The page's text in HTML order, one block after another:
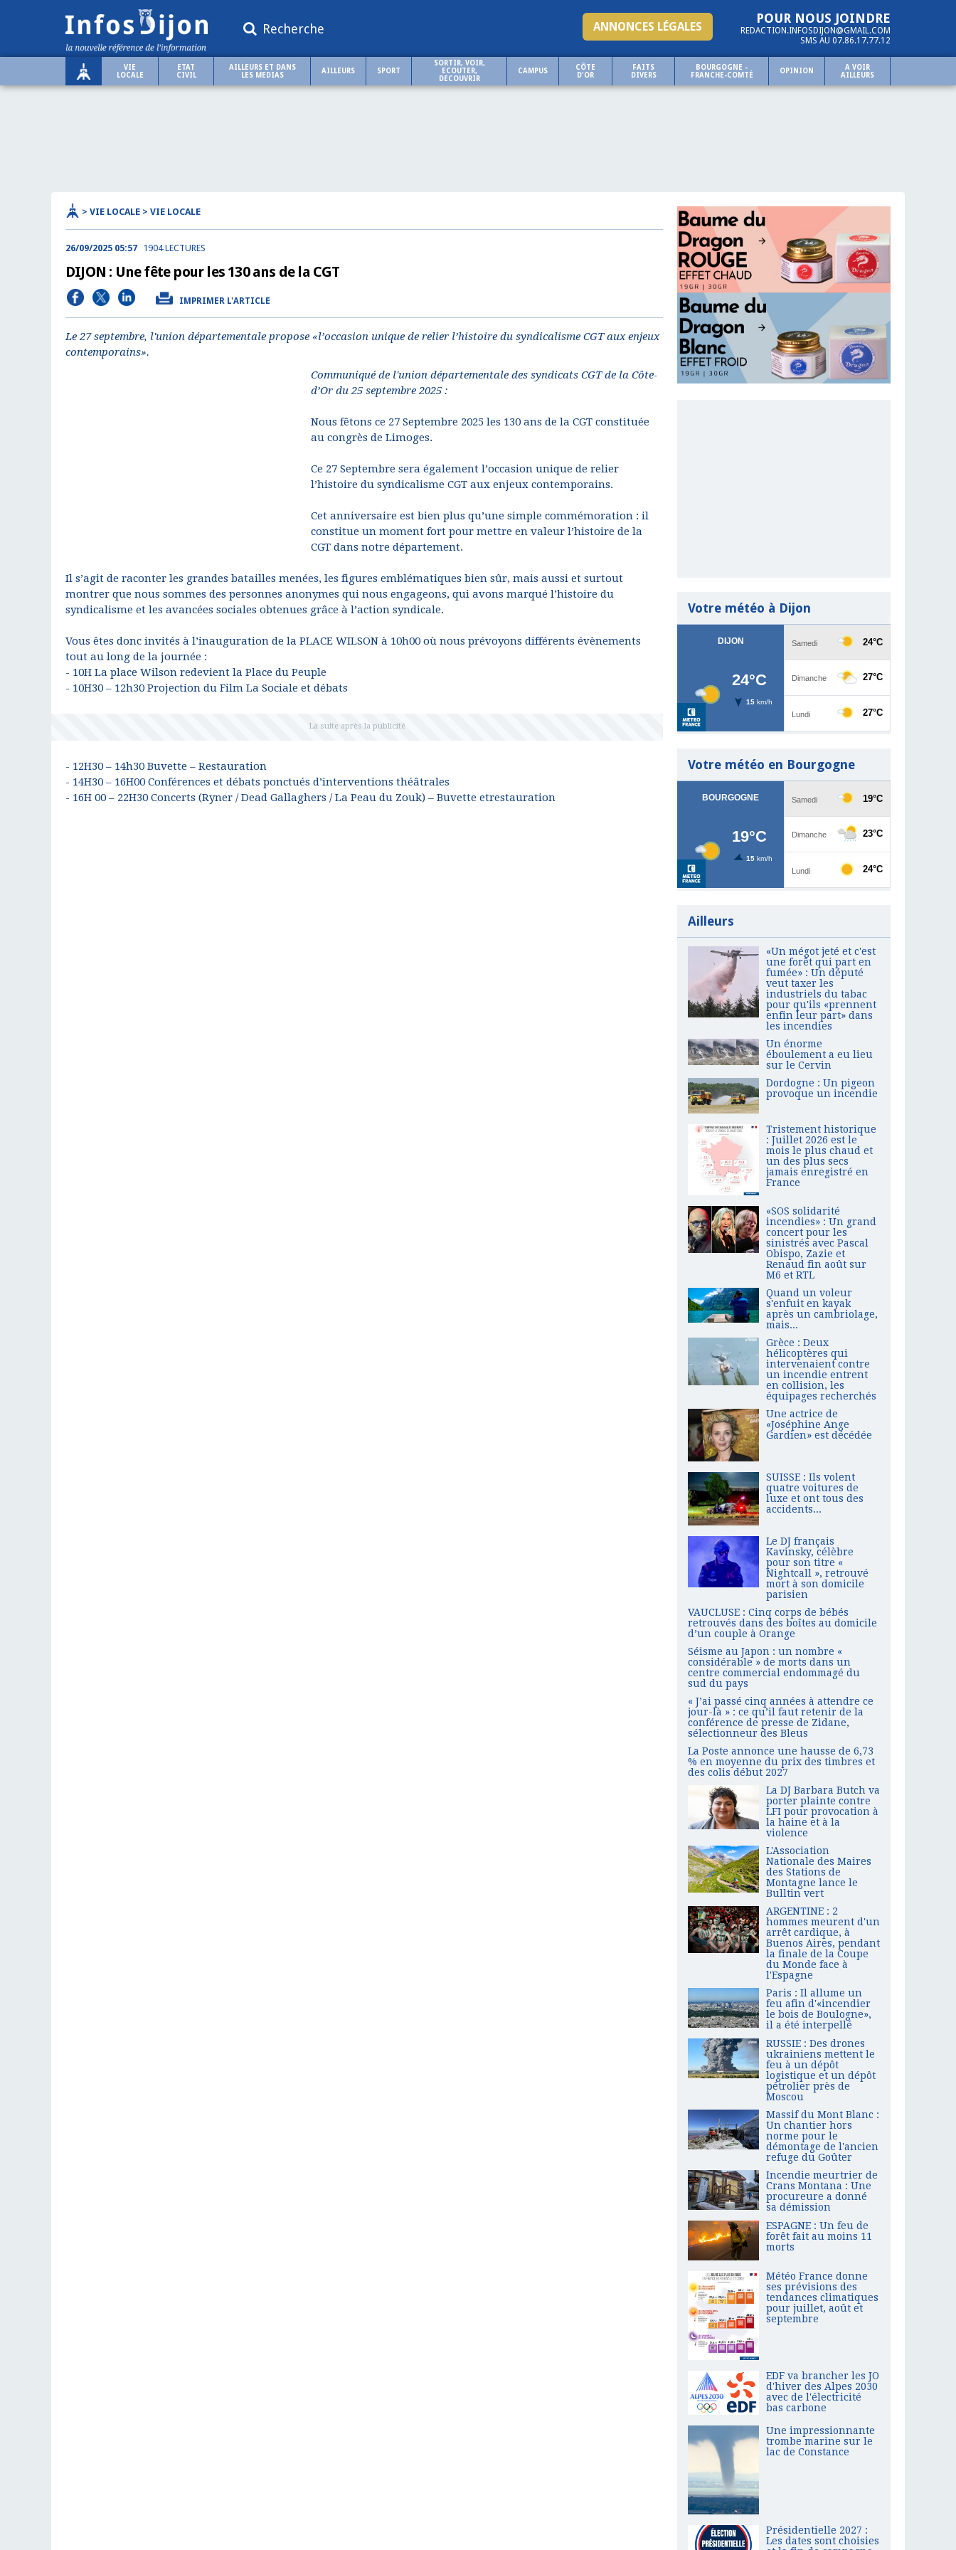
Recherche
POUR NOUS JOINDRE
REDACTION.INFOSDIJON@GMAIL.COM
SMS AU 07.86.17.77.12
ANNONCES LÉGALES
VIE
LOCALE
ETAT
CIVIL
AILLEURS ET DANS
LES MEDIAS
AILLEURS SPORT
SORTIR, VOIR,
ECOUTER,
DECOUVRIR
CAMPUS
CÔTE
D'OR
FAITS
DIVERS
BOURGOGNE -
FRANCHE-COMTÉ
OPINION
A VOIR
AILLEURS
> VIE LOCALE > VIE LOCALE
26/09/2025 05:57 1904 LECTURES
DIJON : Une fête pour les 130 ans de la CGT
IMPRIMER L'ARTICLE
Le 27 septembre, l'union départementale propose «l’occasion unique de relier l’histoire du syndicalisme CGT aux enjeux
contemporains».
Communiqué de l'union départementale des syndicats CGT de la Côte-
d’Or du 25 septembre 2025 :
Nous fêtons ce 27 Septembre 2025 les 130 ans de la CGT constituée
au congrès de Limoges.
Ce 27 Septembre sera également l’occasion unique de relier
l’histoire du syndicalisme CGT aux enjeux contemporains.
Cet anniversaire est bien plus qu’une simple commémoration : il
constitue un moment fort pour mettre en valeur l’histoire de la
CGT dans notre département.
Il s’agit de raconter les grandes batailles menées, les figures emblématiques bien sûr, mais aussi et surtout
montrer que nous sommes des personnes anonymes qui nous engageons, qui avons marqué l’histoire du
syndicalisme et les avancées sociales obtenues grâce à l’action syndicale.
Vous êtes donc invités à l’inauguration de la PLACE WILSON à 10h00 où nous prévoyons différents évènements
tout au long de la journée :
- 10H La place Wilson redevient la Place du Peuple
- 10H30 – 12h30 Projection du Film La Sociale et débats
- 12H30 – 14h30 Buvette – Restauration
- 14H30 – 16H00 Conférences et débats ponctués d’interventions théâtrales
- 16H 00 – 22H30 Concerts (Ryner / Dead Gallaghers / La Peau du Zouk) – Buvette etrestauration
Votre météo à Dijon
Votre météo en Bourgogne
Ailleurs
«Un mégot jeté et c'est
une forêt qui part en
fumée» : Un député
veut taxer les
industriels du tabac
pour qu'ils «prennent
enfin leur part» dans
les incendies
Un énorme
éboulement a eu lieu
sur le Cervin
Dordogne : Un pigeon
provoque un incendie
Tristement historique
: Juillet 2026 est le
mois le plus chaud et
un des plus secs
jamais enregistré en
France
«SOS solidarité
incendies» : Un grand
concert pour les
sinistrés avec Pascal
Obispo, Zazie et
Renaud fin août sur
M6 et RTL
Quand un voleur
s'enfuit en kayak
après un cambriolage,
mais...
Grèce : Deux
hélicoptères qui
intervenaient contre
un incendie entrent
en collision, les
équipages recherchés
Une actrice de
«Joséphine Ange
Gardien» est décédée
SUISSE : Ils volent
quatre voitures de
luxe et ont tous des
accidents...
Le DJ français
Kavinsky, célèbre
pour son titre «
Nightcall », retrouvé
mort à son domicile
parisien
VAUCLUSE : Cinq corps de bébés
retrouvés dans des boîtes au domicile
d’un couple à Orange
Séisme au Japon : un nombre «
considérable » de morts dans un
centre commercial endommagé du
sud du pays
« J’ai passé cinq années à attendre ce
jour-là » : ce qu’il faut retenir de la
conférence de presse de Zidane,
sélectionneur des Bleus
La Poste annonce une hausse de 6,73
% en moyenne du prix des timbres et
des colis début 2027
La DJ Barbara Butch va
porter plainte contre
LFI pour provocation à
la haine et à la
violence
L'Association
Nationale des Maires
des Stations de
Montagne lance le
Bulltin vert
ARGENTINE : 2
hommes meurent d'un
arrêt cardique, à
Buenos Aires, pendant
la finale de la Coupe
du Monde face à
l'Espagne
Paris : Il allume un
feu afin d'«incendier
le bois de Boulogne»,
il a été interpellé
RUSSIE : Des drones
ukrainiens mettent le
feu à un dépôt
logistique et un dépôt
pétrolier près de
Moscou
Massif du Mont Blanc :
Un chantier hors
norme pour le
démontage de l'ancien
refuge du Goûter
Incendie meurtrier de
Crans Montana : Une
procureure a donné
sa démission
ESPAGNE : Un feu de
forêt fait au moins 11
morts
Météo France donne
ses prévisions des
tendances climatiques
pour juillet, août et
septembre
EDF va brancher les JO
d'hiver des Alpes 2030
avec de l'électricité
bas carbone
Une impressionnante
trombe marine sur le
lac de Constance
Présidentielle 2027 :
Les dates sont choisies